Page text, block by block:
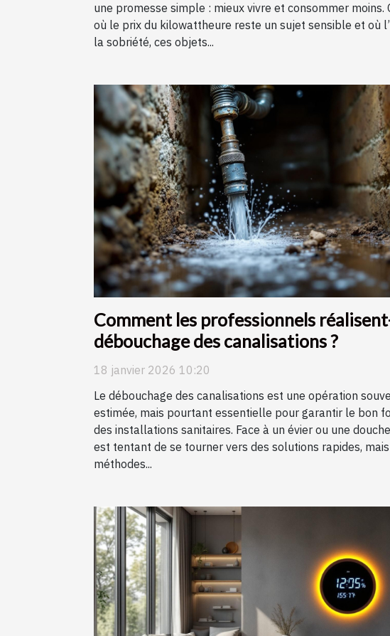
une promesse simple : mieux vivre et consommer moins.
où le prix du kilowattheure reste un sujet sensible et où
la sobriété, ces objets...
Comment les professionnels
débouchage des canalisations ?
18 janvier 2026 10:20
Le débouchage des canalisations est une opération
estimée, mais pourtant essentielle pour garantir le bon
des installations sanitaires. Face à un évier ou une
est tentant de se tourner vers des solutions rapides,
méthodes...